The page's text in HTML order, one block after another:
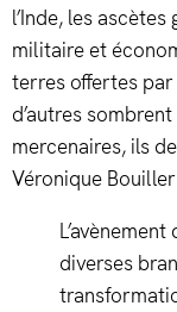
l’Inde, les
militaire et
terres offertes par
d’autres
mercenaires, ils
Véronique
diverses